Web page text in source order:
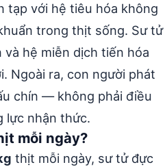
tạp với hệ tiêu hóa không
trong thịt sống. Sư tử
và hệ miễn dịch tiến hóa
Ngoài ra, con người phát
chín — không phải điều
lực nhận thức.
mỗi ngày?
thịt mỗi ngày, sư tử đực